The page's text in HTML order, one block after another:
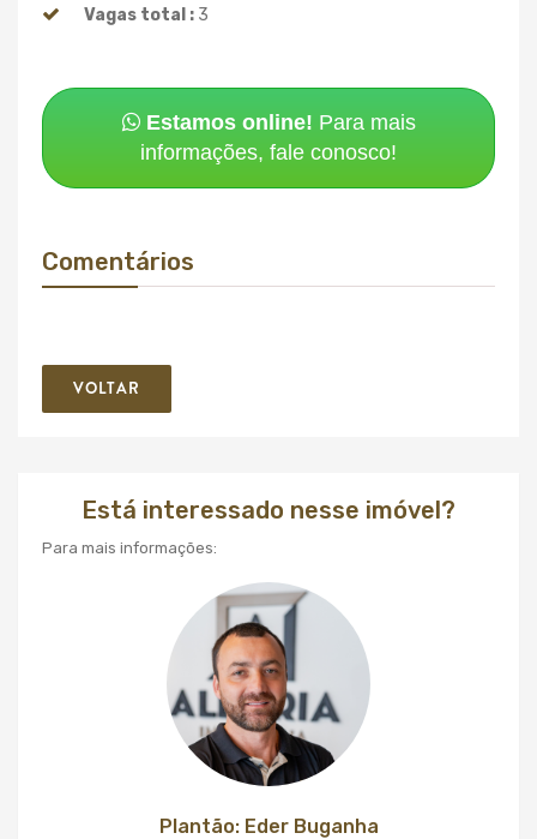
Vagas total : 3
Estamos online! Para mais
informações, fale conosco!
Comentários
VOLTAR
Está interessado nesse imóvel?
Para mais informações:
Plantão: Eder Buganha